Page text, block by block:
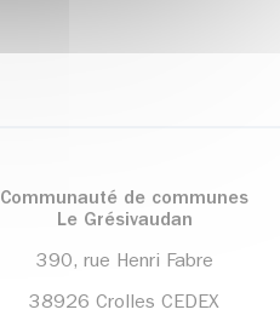
Communauté de communes
Le Grésivaudan
390, rue Henri Fabre
38926 Crolles CEDEX